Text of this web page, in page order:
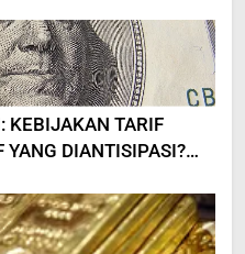
KEBIJAKAN TARIF
YANG DIANTISIPASI?